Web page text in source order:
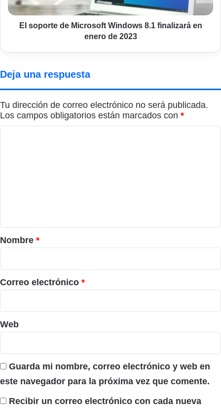
en
enero
El soporte de Microsoft Windows 8.1 finalizará en
enero de 2023
Deja una respuesta
Tu dirección de correo electrónico no será publicada.
Los campos obligatorios están marcados con *
r
i
o
*
Nombre *
Correo electrónico *
Web
Guarda mi nombre, correo electrónico y web en
este navegador para la próxima vez que comente.
Recibir un correo electrónico con cada nueva